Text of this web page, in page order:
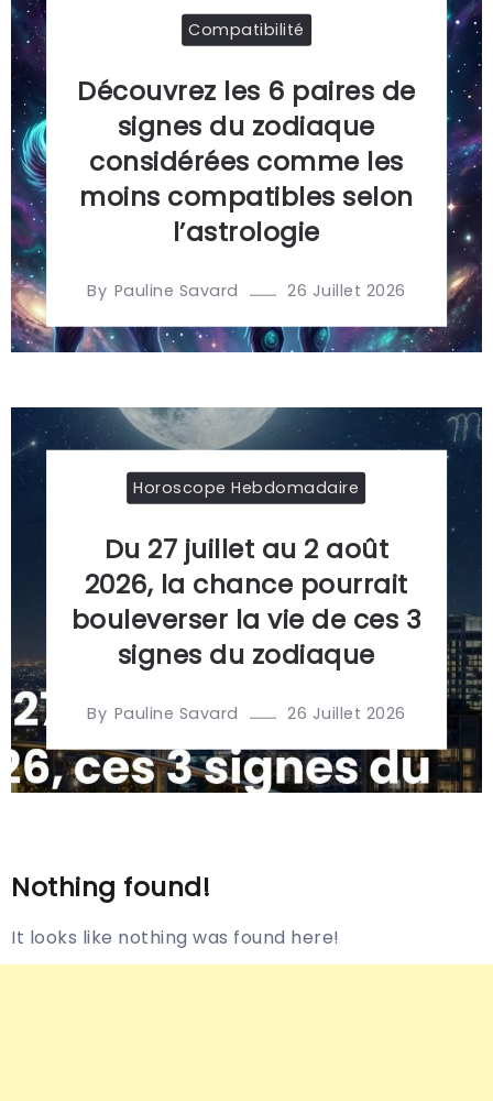
Compatibilité
Découvrez les 6 paires de
signes du zodiaque
considérées comme les
moins compatibles selon
l’astrologie
By Pauline Savard 26 Juillet 2026
Horoscope Hebdomadaire
Du 27 juillet au 2 août
2026, la chance pourrait
bouleverser la vie de ces 3
signes du zodiaque
By Pauline Savard 26 Juillet 2026
Nothing found!
It looks like nothing was found here!